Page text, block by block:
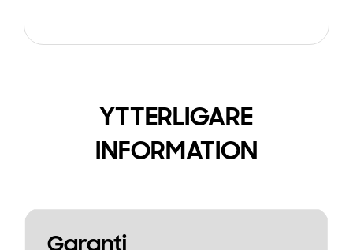
YTTERLIGARE
INFORMATION
Garanti